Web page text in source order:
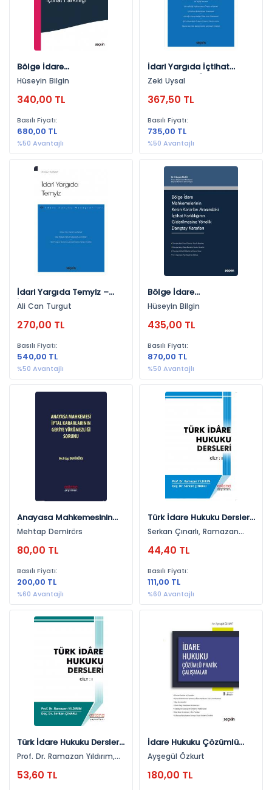
2017 (5)
2015 (3)
2013 (3)
2011 (2)
2014 (1)
2010 (1)
Bölge İdare
Mahkemelerinin Kesin
Kararları Arasındaki
İçtihat Farklılığı
Hüseyin Bilgin
340,00 TL
Basılı Fiyatı:
680,00 TL
%50 Avantajlı
İdari Yargıda İçtihat
Aykırılığının Önlenmesi Ve
Giderilmesi Usulü – İdare
Hukuku Monografileri –
Zeki Uysal
367,50 TL
Basılı Fiyatı:
735,00 TL
%50 Avantajlı
İdari Yargıda Temyiz –
İdare Hukuku
Monografileri –
Ali Can Turgut
270,00 TL
Basılı Fiyatı:
540,00 TL
%50 Avantajlı
Bölge İdare
Mahkemelerinin Kesin
Kararları Arasındaki
İçtihat Farklılığının
Danıştay Kararları
Hüseyin Bilgin
435,00 TL
Basılı Fiyatı:
870,00 TL
%50 Avantajlı
Anayasa Mahkemesinin
İptal Kararlarının Geriye
Yürümezliği Sorunu
Mehtap Demirörs
80,00 TL
Basılı Fiyatı:
200,00 TL
%60 Avantajlı
Türk İdare Hukuku Dersleri
Iı
Serkan Çınarlı, Ramazan
44,40 TL
Basılı Fiyatı:
111,00 TL
%60 Avantajlı
Türk İdare Hukuku Dersleri
Cilt 1
Prof. Dr. Ramazan Yıldırım,
53,60 TL
İdare Hukuku Çözümlü
Pratik Çalışmalar
Ayşegül Özkurt
180,00 TL